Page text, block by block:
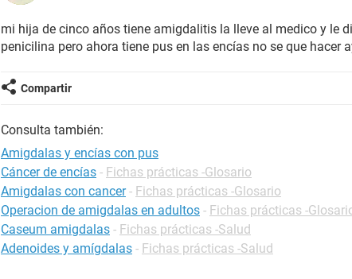
mi hija de cinco años tiene amigdalitis la lleve al medico y le
penicilina pero ahora tiene pus en las encías no se que hacer
Compartir
Consulta también:
Amigdalas y encías con pus
Cáncer de encías - Fichas prácticas -Glosario
Amigdalas con cancer - Fichas prácticas -Glosario
Operacion de amigdalas en adultos - Fichas prácticas -
Caseum amigdalas - Fichas prácticas -Salud
Adenoides y amígdalas - Fichas prácticas -Salud